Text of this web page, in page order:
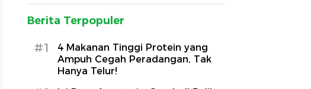
Berita Terpopuler
#1
4 Makanan Tinggi Protein yang
Ampuh Cegah Peradangan, Tak
Hanya Telur!